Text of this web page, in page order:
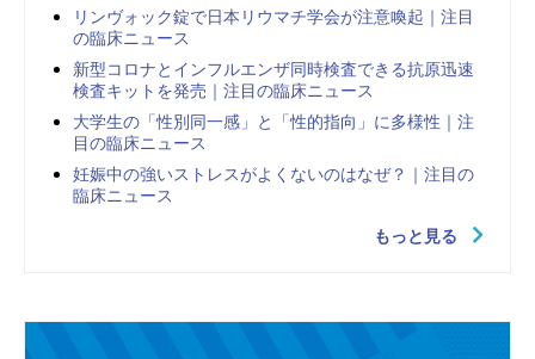
リンヴォック錠で日本リウマチ学会が注意喚起｜注目
の臨床ニュース
新型コロナとインフルエンザ同時検査できる抗原迅速
検査キットを発売｜注目の臨床ニュース
大学生の「性別同一感」と「性的指向」に多様性｜注
目の臨床ニュース
妊娠中の強いストレスがよくないのはなぜ？｜注目の
臨床ニュース
もっと見る